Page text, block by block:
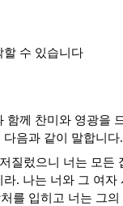
수 있습니다
께 찬미와 영광을
음과 같이 말합니다.
질렀으니 너는 모
. 나는 너와 그 여
를 입히고 너는 그